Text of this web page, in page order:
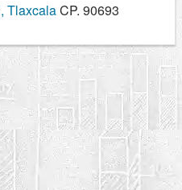
TlaxcalaCP. 90693